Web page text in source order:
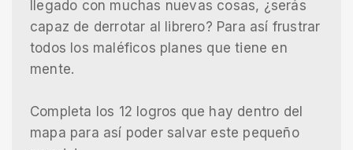
llegado con muchas nuevas cosas, ¿serás
capaz de derrotar al librero? Para así frustrar
todos los maléficos planes que tiene en
mente.
Completa los 12 logros que hay dentro del
mapa para así poder salvar este pequeño